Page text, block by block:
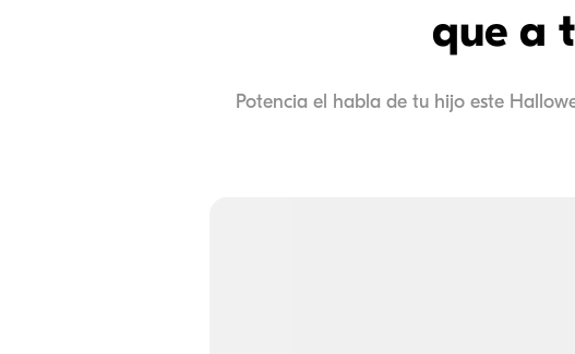
que a
Potencia el habla de tu hijo este